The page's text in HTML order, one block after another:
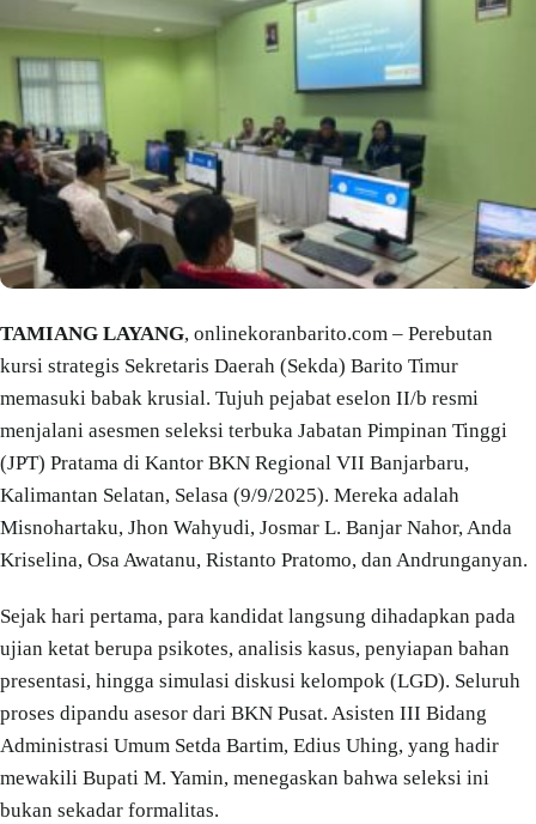
TAMIANG LAYANG, onlinekoranbarito.com – Perebutan
kursi strategis Sekretaris Daerah (Sekda) Barito Timur
memasuki babak krusial. Tujuh pejabat eselon II/b resmi
menjalani asesmen seleksi terbuka Jabatan Pimpinan Tinggi
(JPT) Pratama di Kantor BKN Regional VII Banjarbaru,
Kalimantan Selatan, Selasa (9/9/2025). Mereka adalah
Misnohartaku, Jhon Wahyudi, Josmar L. Banjar Nahor, Anda
Kriselina, Osa Awatanu, Ristanto Pratomo, dan Andrunganyan.
Sejak hari pertama, para kandidat langsung dihadapkan pada
ujian ketat berupa psikotes, analisis kasus, penyiapan bahan
presentasi, hingga simulasi diskusi kelompok (LGD). Seluruh
proses dipandu asesor dari BKN Pusat. Asisten III Bidang
Administrasi Umum Setda Bartim, Edius Uhing, yang hadir
mewakili Bupati M. Yamin, menegaskan bahwa seleksi ini
bukan sekadar formalitas.